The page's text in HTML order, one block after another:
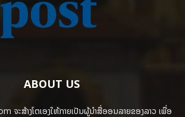
ABOUT US
ຈະສ້າງໂຕເອງໃຫ້ກາຍເປັນຜູ້ນຳສື່ອອນລາຍຂອງລາວ ເພື່ອ